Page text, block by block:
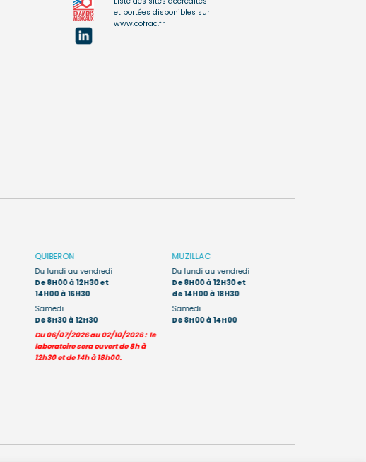
et portées disponibles sur
www.cofrac.fr
QUIBERON
Du lundi au vendredi
De 8H00 à 12H30 et
14H00 à 16H30
Samedi
De 8H30 à 12H30
Du 06/07/2026 au 02/10/2026 : le
laboratoire sera ouvert de 8h à
12h30 et de 14h à 18h00.
MUZILLAC
Du lundi au vendredi
De 8H00 à 12H30 et
de 14H00 à 18H30
Samedi
De 8H00 à 14H00